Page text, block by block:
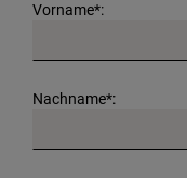
Vorname*:
Nachname*: